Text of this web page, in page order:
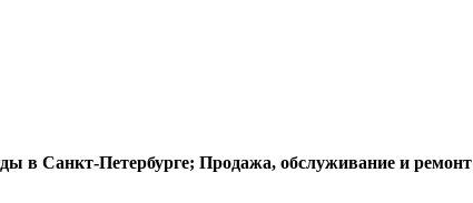
в Санкт-Петербурге; Продажа, обслуживание и ремонт